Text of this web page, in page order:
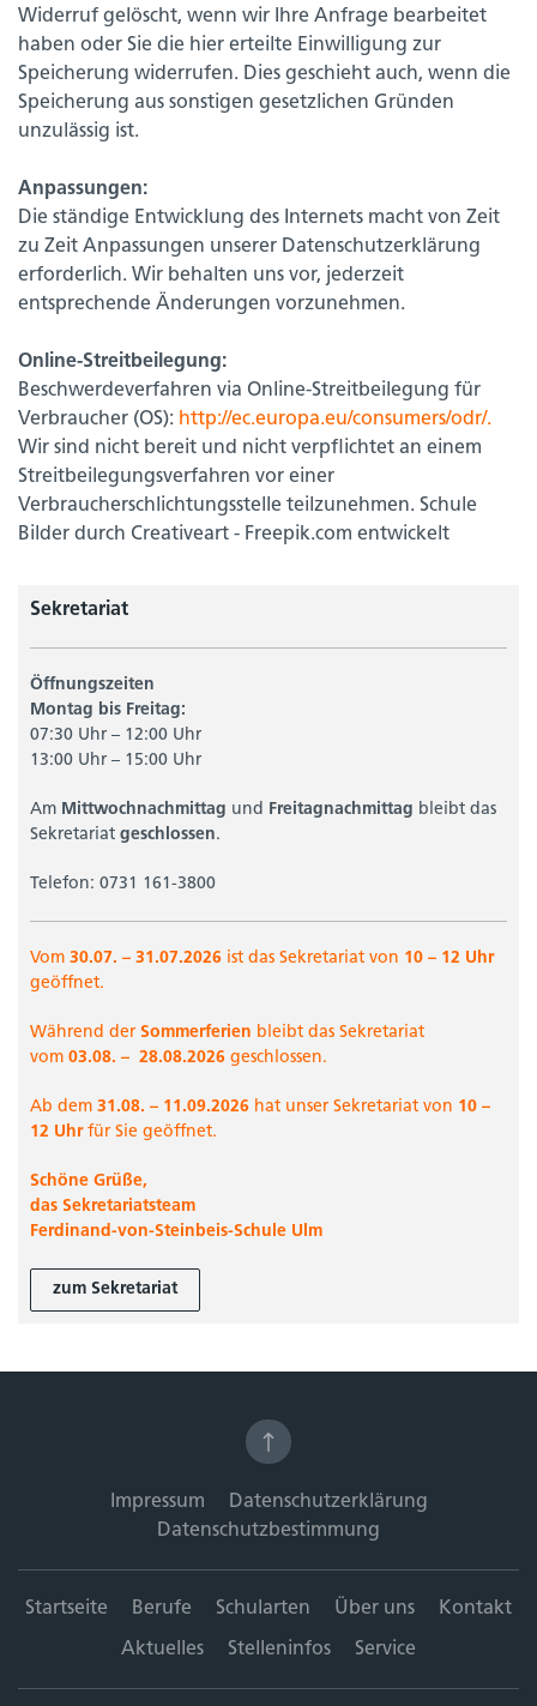
Widerruf gelöscht, wenn wir Ihre Anfrage bearbeitet
haben oder Sie die hier erteilte Einwilligung zur
Speicherung widerrufen. Dies geschieht auch, wenn die
Speicherung aus sonstigen gesetzlichen Gründen
unzulässig ist.
Anpassungen:
Die ständige Entwicklung des Internets macht von Zeit
zu Zeit Anpassungen unserer Datenschutzerklärung
erforderlich. Wir behalten uns vor, jederzeit
entsprechende Änderungen vorzunehmen.
Online-Streitbeilegung:
Beschwerdeverfahren via Online-Streitbeilegung für
Verbraucher (OS): http://ec.europa.eu/consumers/odr/.
Wir sind nicht bereit und nicht verpflichtet an einem
Streitbeilegungsverfahren vor einer
Verbraucherschlichtungsstelle teilzunehmen. Schule
Bilder durch Creativeart - Freepik.com entwickelt
Sekretariat
Öffnungszeiten
Montag bis Freitag:
07:30 Uhr – 12:00 Uhr
13:00 Uhr – 15:00 Uhr
Am Mittwochnachmittag und Freitagnachmittag bleibt das
Sekretariat geschlossen.
Telefon: 0731 161-3800
Vom 30.07. – 31.07.2026 ist das Sekretariat von 10 – 12 Uhr
geöffnet.
Während der Sommerferien bleibt das Sekretariat
vom 03.08. – 28.08.2026 geschlossen.
Ab dem 31.08. – 11.09.2026 hat unser Sekretariat von 10 –
12 Uhrfür Sie geöffnet.
Schöne Grüße,
das Sekretariatsteam
Ferdinand-von-Steinbeis-Schule Ulm
zum Sekretariat
Impressum
Datenschutzerklärung
Datenschutzbestimmung
Startseite Berufe Schularten Über uns Kontakt
Aktuelles Stelleninfos Service